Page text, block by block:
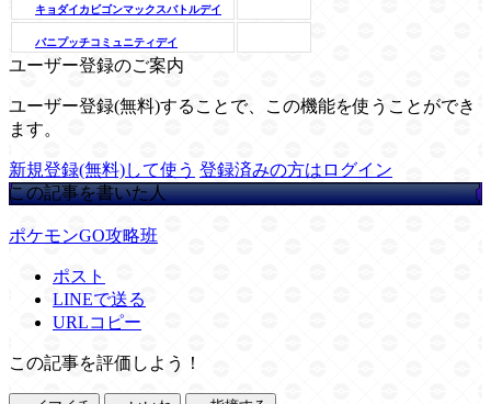
キョダイカビゴンマックスバトルデイ
バニプッチコミュニティデイ
ユーザー登録のご案内
ユーザー登録(無料)することで、この機能を使うことができ
ます。
新規登録(無料)して使う 登録済みの方はログイン
この記事を書いた人
ポケモンGO攻略班
ポスト
LINEで送る
URLコピー
この記事を評価しよう！